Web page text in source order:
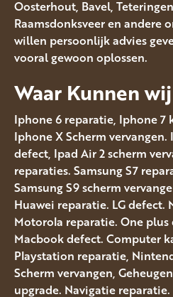
Oosterhout, Bavel,
Raamsdonksveer en andere
willen persoonlijk advies
vooral gewoon oplossen.
Waar Kunnen
Iphone 6 reparatie, Iphone 7
Iphone X Scherm
defect, Ipad Air 2 scherm
reparaties. Samsung S7
Samsung S9 scherm
Huawei reparatie. LG defect.
Motorola reparatie. One
Macbook defect. Computer
Playstation reparatie,
Scherm vervangen,
upgrade. Navigatie reparatie.